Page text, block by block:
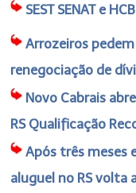
SEST SENAT e
Arrozeiros
renegociação de
Novo Cabrais
RS Qualificação
Após três meses
aluguel no RS volta